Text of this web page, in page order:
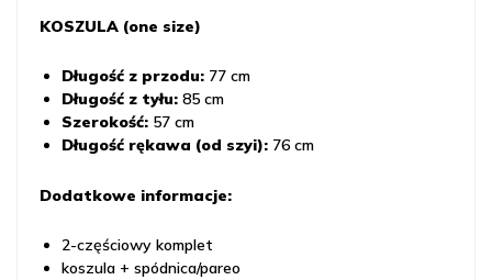
KOSZULA (one size)
Długość z przodu: 77 cm
Długość z tyłu: 85 cm
Szerokość: 57 cm
Długość rękawa (od szyi): 76 cm
Dodatkowe informacje:
2-częściowy komplet
koszula + spódnica/pareo